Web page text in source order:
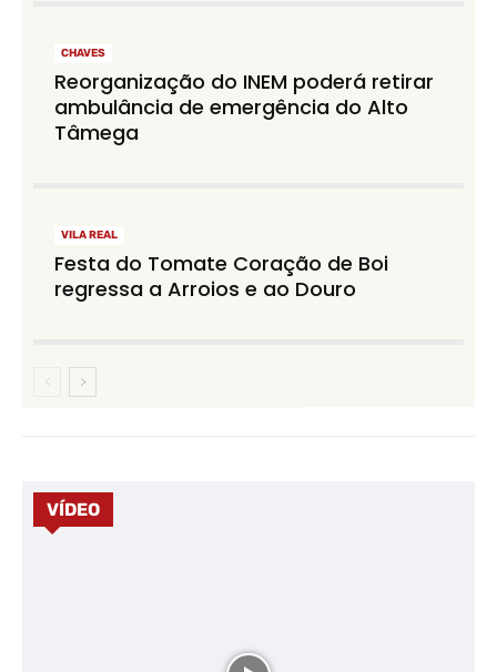
CHAVES
Reorganização do INEM poderá retirar
ambulância de emergência do Alto
Tâmega
VILA REAL
Festa do Tomate Coração de Boi
regressa a Arroios e ao Douro
VÍDEO